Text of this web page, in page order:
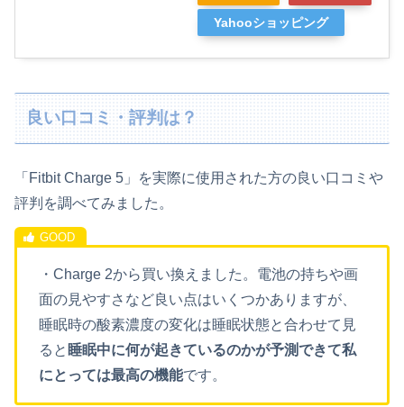
Yahooショッピング
良い口コミ・評判は？
「Fitbit Charge 5」を実際に使用された方の良い口コミや
評判を調べてみました。
・Charge 2から買い換えました。電池の持ちや画
面の見やすさなど良い点はいくつかありますが、
睡眠時の酸素濃度の変化は睡眠状態と合わせて見
ると 睡眠中に何が起きているのかが予測できて私
にとっては最高の機能です。